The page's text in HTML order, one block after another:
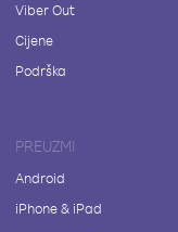
Viber Out
Cijene
Podrška
PREUZMI
Android
iPhone & iPad